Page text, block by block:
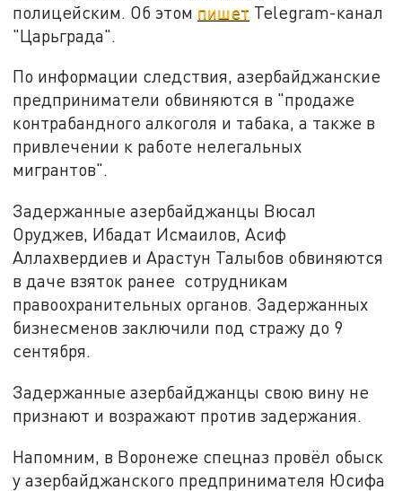
полицейским. Об этом пишет Telegram-канал
"Царьграда".
По информации следствия, азербайджанские
предприниматели обвиняются в "продаже
контрабандного алкоголя и табака, а также в
привлечении к работе нелегальных
мигрантов".
Задержанные азербайджанцы Вюсал
Оруджев, Ибадат Исмаилов, Асиф
Аллахвердиев и Арастун Талыбов обвиняются
в даче взяток ранее сотрудникам
правоохранительных органов. Задержанных
бизнесменов заключили под стражу до 9
сентября.
Задержанные азербайджанцы свою вину не
признают и возражают против задержания.
Напомним, в Воронеже спецназ провёл обыск
у азербайджанского предпринимателя Юсифа